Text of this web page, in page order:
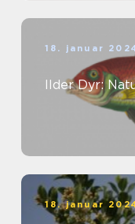
18. januar
Ilder Dyr:
18. januar